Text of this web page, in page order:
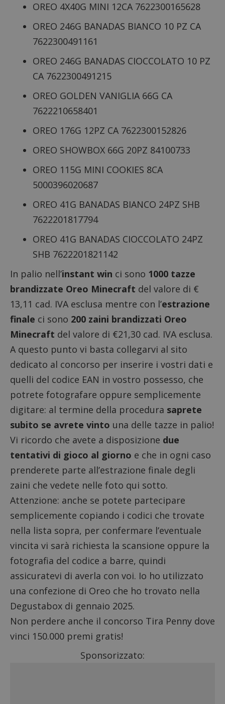
OREO 4X40G MINI 12CA 7622300165628
OREO 246G BANADAS BIANCO 10 PZ CA
7622300491161
OREO 246G BANADAS CIOCCOLATO 10 PZ
CA 7622300491215
OREO GOLDEN VANIGLIA 66G CA
7622210658401
OREO 176G 12PZ CA 7622300152826
OREO SHOWBOX 66G 20PZ 84100733
OREO 115G MINI COOKIES 8CA
5000396020687
OREO 41G BANADAS BIANCO 24PZ SHB
7622201817794
OREO 41G BANADAS CIOCCOLATO 24PZ
SHB 7622201821142
In palio nell’instant win ci sono 1000 tazze
brandizzate Oreo Minecraft del valore di €
13,11 cad. IVA esclusa mentre con l’estrazione
finale ci sono 200 zaini brandizzati Oreo
Minecraft del valore di €21,30 cad. IVA esclusa.
A questo punto vi basta collegarvi al sito
dedicato al concorso per inserire i vostri dati e
quelli del codice EAN in vostro possesso, che
potrete fotografare oppure semplicemente
digitare: al termine della procedura saprete
subito se avrete vinto una delle tazze in palio!
Vi ricordo che avete a disposizione due
tentativi di gioco al giorno e che in ogni caso
prenderete parte all’estrazione finale degli
zaini che vedete nelle foto qui sotto.
Attenzione: anche se potete partecipare
semplicemente copiando i codici che trovate
nella lista sopra, per confermare l’eventuale
vincita vi sarà richiesta la scansione oppure la
fotografia del codice a barre, quindi
assicuratevi di averla con voi. Io ho utilizzato
una confezione di Oreo che ho trovato nella
Degustabox di gennaio 2025.
Non perdere anche il concorso Tira Penny dove
vinci 150.000 premi gratis!
Sponsorizzato: